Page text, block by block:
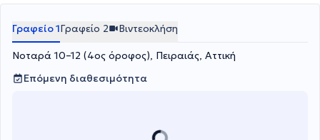
Γραφείο 1Γραφείο 2 Βιντεοκλήση
Νοταρά 10–12 (4ος όροφος), Πειραιάς, Αττική
Επόμενη διαθεσιμότητα